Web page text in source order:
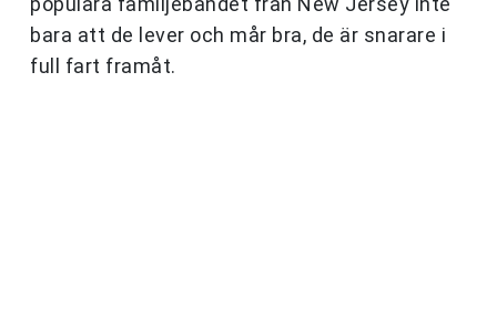
bara att de lever och mår bra, de är snarare i
full fart framåt.